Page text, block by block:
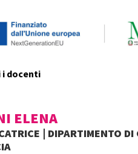
docenti
ELENA
| DIPARTIMENTO